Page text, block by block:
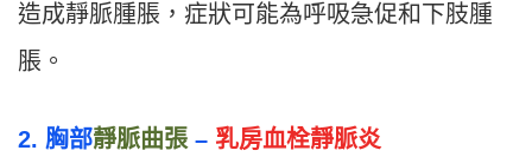
造成靜脈腫脹，症狀可能為呼吸急促和下肢腫
脹。
2. 胸部靜脈曲張 – 乳房血栓靜脈炎